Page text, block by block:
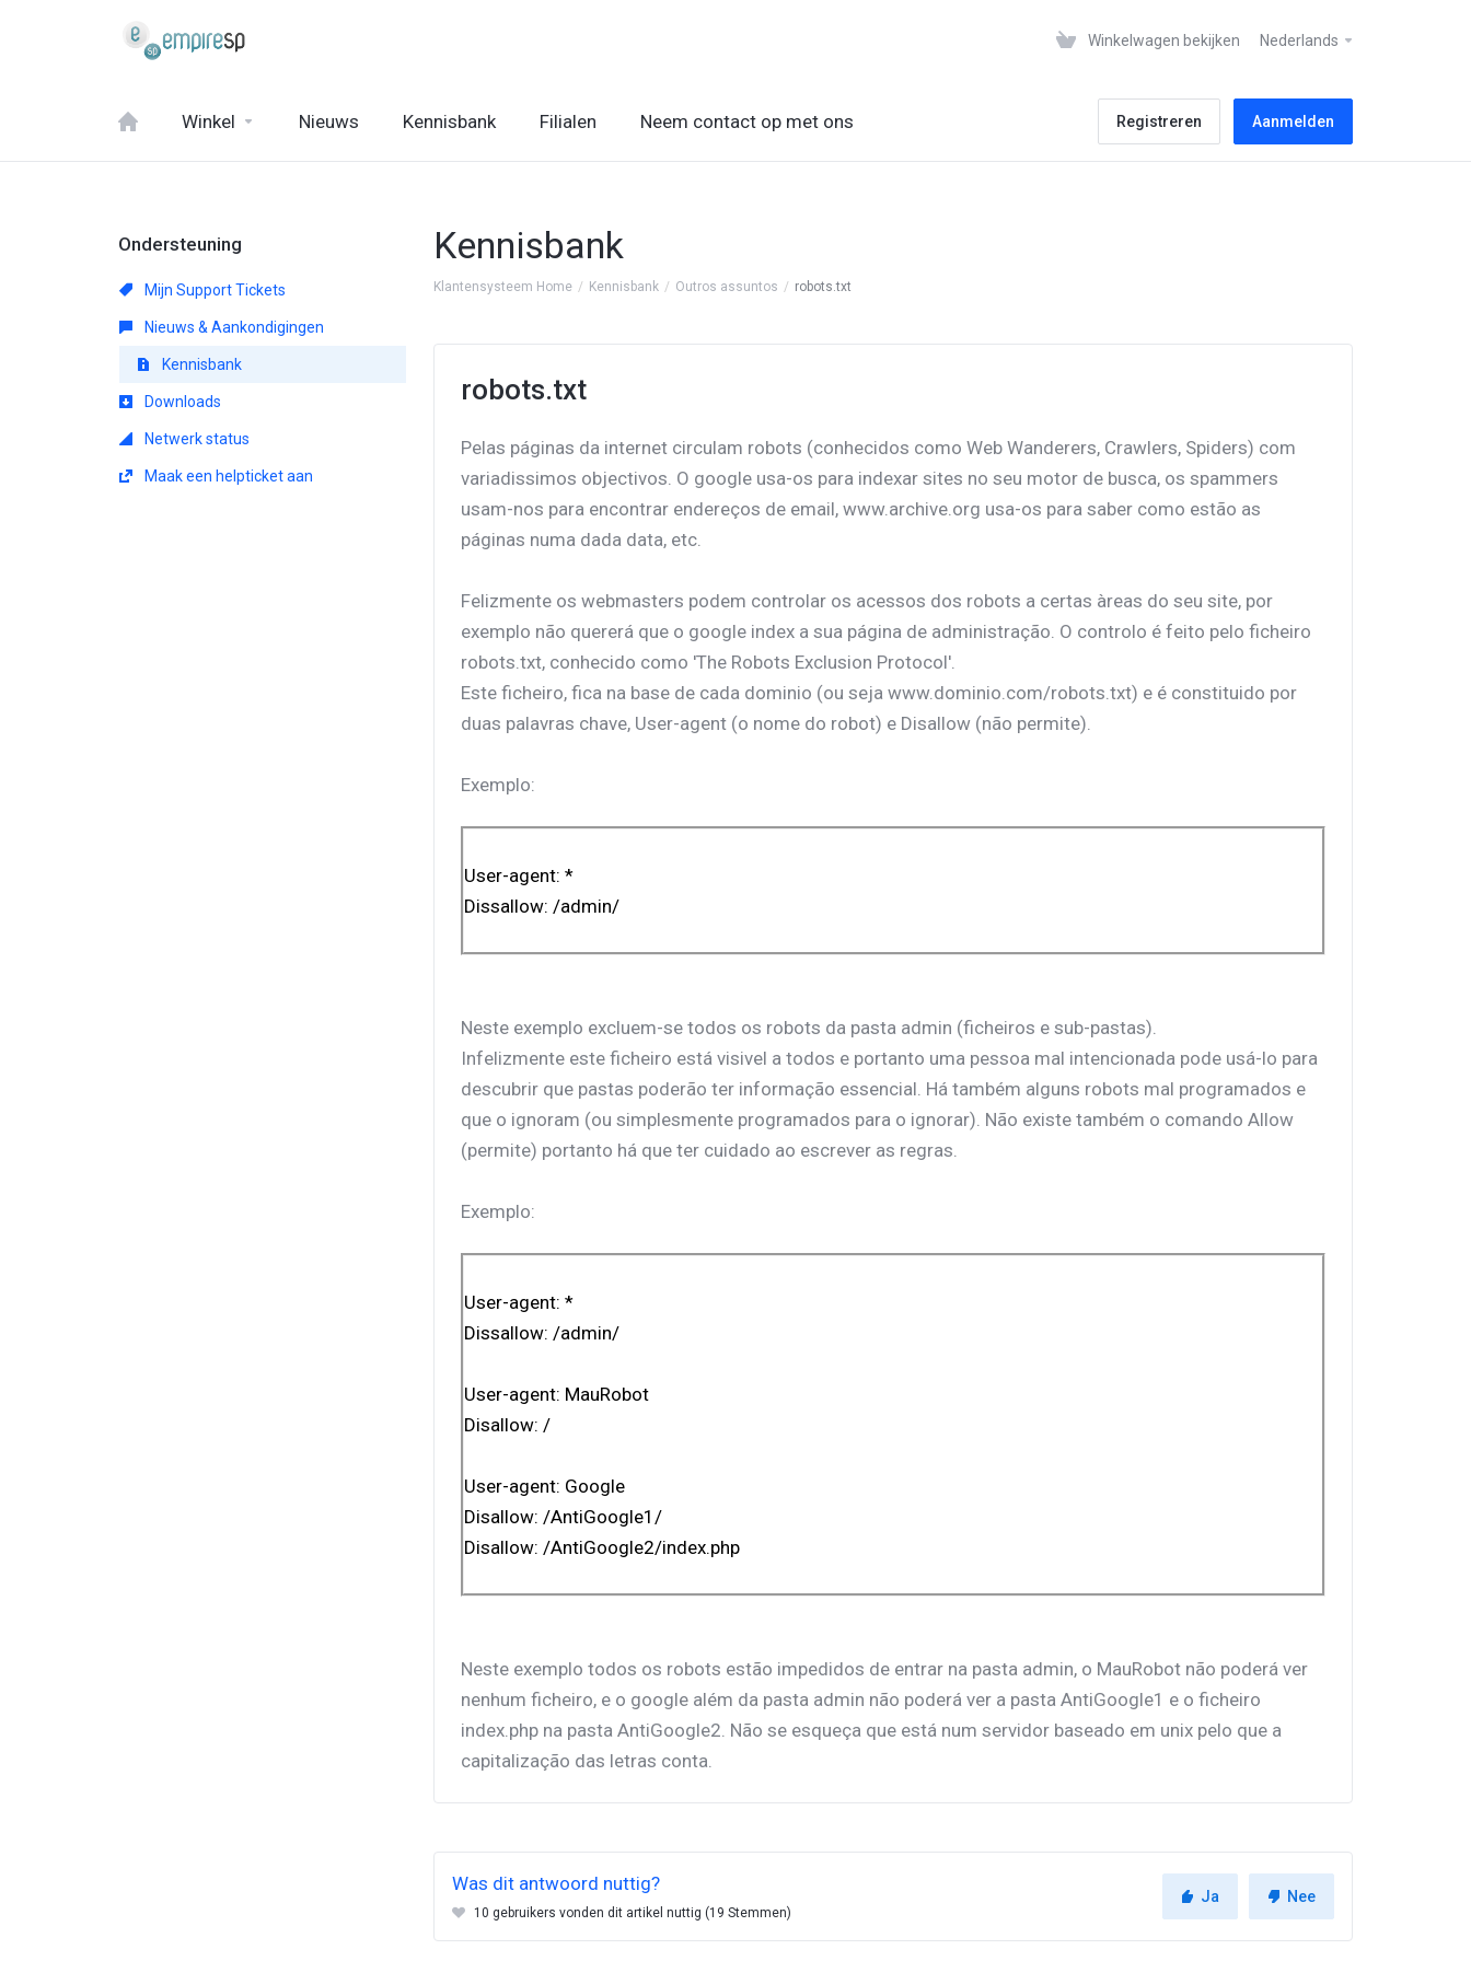
Winkelwagen bekijken Nederlands
Winkel Nieuws Kennisbank Filialen Neem contact op met ons Registreren Aanmelden
Kennisbank
Klantensysteem Home Kennisbank Outros assuntos robots.txt
robots.txt
Pelas páginas da internet circulam robots (conhecidos como Web Wanderers, Crawlers, Spiders) com
variadissimos objectivos. O google usa-os para indexar sites no seu motor de busca, os spammers
usam-nos para encontrar endereços de email, www.archive.org usa-os para saber como estão as
páginas numa dada data, etc.
Felizmente os webmasters podem controlar os acessos dos robots a certas àreas do seu site, por
exemplo não quererá que o google index a sua página de administração. O controlo é feito pelo ficheiro
robots.txt, conhecido como 'The Robots Exclusion Protocol'.
Este ficheiro, fica na base de cada dominio (ou seja www.dominio.com/robots.txt) e é constituido por
duas palavras chave, User-agent (o nome do robot) e Disallow (não permite).
Exemplo:
User-agent: *
Dissallow: /admin/
Neste exemplo excluem-se todos os robots da pasta admin (ficheiros e sub-pastas).
Infelizmente este ficheiro está visivel a todos e portanto uma pessoa mal intencionada pode usá-lo para
descubrir que pastas poderão ter informação essencial. Há também alguns robots mal programados e
que o ignoram (ou simplesmente programados para o ignorar). Não existe também o comando Allow
(permite) portanto há que ter cuidado ao escrever as regras.
Exemplo:
User-agent: *
Dissallow: /admin/
User-agent: MauRobot
Disallow: /
User-agent: Google
Disallow: /AntiGoogle1/
Disallow: /AntiGoogle2/index.php
Neste exemplo todos os robots estão impedidos de entrar na pasta admin, o MauRobot não poderá ver
nenhum ficheiro, e o google além da pasta admin não poderá ver a pasta AntiGoogle1 e o ficheiro
index.php na pasta AntiGoogle2. Não se esqueça que está num servidor baseado em unix pelo que a
capitalização das letras conta.
Was dit antwoord nuttig?
10 gebruikers vonden dit artikel nuttig (19 Stemmen)
Ja Nee
Ondersteuning
Mijn Support Tickets
Nieuws & Aankondigingen
Kennisbank
Downloads
Netwerk status
Maak een helpticket aan